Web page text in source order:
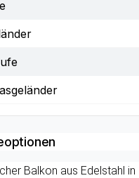
Balkon aus Edelstahl in